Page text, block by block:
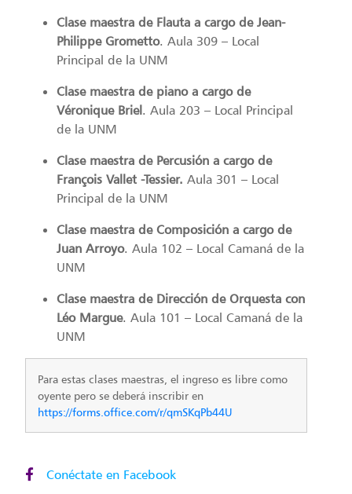
Clase maestra de Flauta a cargo de Jean-
Philippe Grometto. Aula 309 – Local
Principal de la UNM
Clase maestra de piano a cargo de
Véronique Briel. Aula 203 – Local Principal
de la UNM
Clase maestra de Percusión a cargo de
François Vallet -Tessier. Aula 301 – Local
Principal de la UNM
Clase maestra de Composición a cargo de
Juan Arroyo. Aula 102 – Local Camaná de la
UNM
Clase maestra de Dirección de Orquesta con
Léo Margue. Aula 101 – Local Camaná de la
UNM
Para estas clases maestras, el ingreso es libre como
oyente pero se deberá inscribir en
https://forms.office.com/r/qmSKqPb44U
Conéctate en Facebook